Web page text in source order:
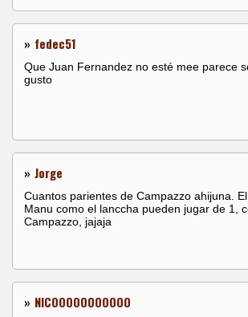
» fedec51
Que Juan Fernandez no esté mee parece
gusto
» Jorge
Cuantos parientes de Campazzo ahijuna.
Manu como el lanccha pueden jugar de 1,
Campazzo, jajaja
» NICOOOOOOOOOOO